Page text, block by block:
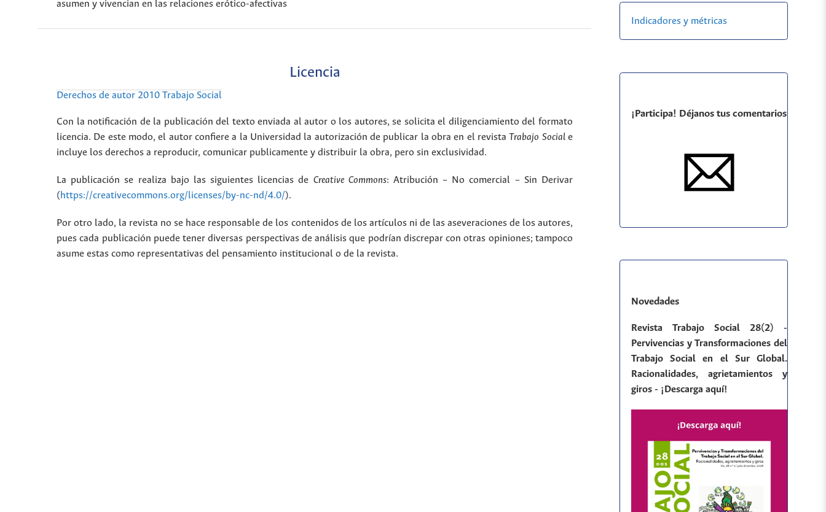
asumen y vivencian en las relaciones erótico-afectivas
Licencia
Derechos de autor 2010 Trabajo Social
Con la notificación de la publicación del texto enviada al autor o los autores, se solicita el diligenciamiento del formato
licencia. De este modo, el autor confiere a la Universidad la autorización de publicar la obra en el revistaTrabajo Sociale
incluye los derechos a reproducir, comunicar publicamente y distribuir la obra, pero sin exclusividad.
La publicación se realiza bajo las siguientes licencias de Creative Commons: Atribución – No comercial – Sin Derivar
(https://creativecommons.org/licenses/by-nc-nd/4.0/).
Por otro lado, la revista no se hace responsable de los contenidos de los artículos ni de las aseveraciones de los autores,
pues cada publicación puede tener diversas perspectivas de análisis que podrían discrepar con otras opiniones; tampoco
asume estas como representativas del pensamiento institucional o de la revista.
Indicadores y métricas
¡Participa! Déjanos tus comentarios
Novedades
Revista Trabajo Social 28(2) -
Pervivencias y Transformaciones del
Trabajo Social en el Sur Global.
Racionalidades, agrietamientos y
giros - ¡Descarga aquí!